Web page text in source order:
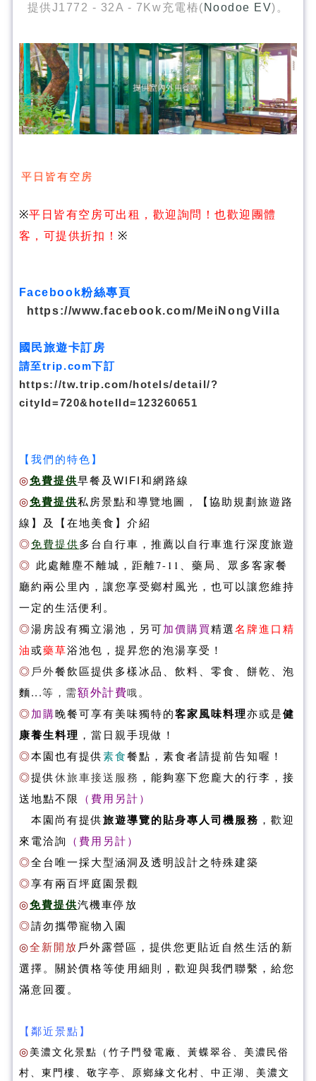
提供J1772 - 32A - 7Kw充電樁( Noodoe EV)。
日皆有空房
※平日皆有空房可出租，歡迎詢問！也歡迎團體
客，可提供折扣！※
Facebook粉絲專頁
https://www.facebook.com/MeiNongVilla
國民旅遊卡訂房
請至trip.com下訂
https://tw.trip.com/hotels/detail/?
cityId=720&hotelId=123260651
【我們的特色】
◎免費提供早餐及WIFI和網路線
◎免費提供私房景點和導覽地圖，
【協助規劃旅遊路
線】 及 【在地美食】 介紹
◎免費提供多台自行車，推薦以自行車進行深度旅遊
◎ 此處離塵不離城，距離7-11、藥局、眾多客家餐
廳約兩公里內，讓您享受鄉村風光，也可以讓您維持
一定的生活便利。
◎湯房設有獨立湯池，另可加價購買精選名牌進口 精
油或藥草浴池包，提昇您的泡湯享受！
◎ 戶外餐飲區提供多樣冰品、飲料、零食、餅乾、泡
麵...等，需額外計費哦 。
◎加購晚餐可享有美味獨特的客家風味料理亦或是健
康養生料理 ，當日親手現做！
◎本園也有提供素食餐點，素食者請提前告知喔！
◎提供休旅車接送服務 ，能夠塞下您龐大的行李 ，接
送地點不限
（費用另計）
本園尚有提供旅遊導覽的貼身專人司機服務 ，歡迎
來電洽詢
（費用另計）
◎全台唯一採大型涵洞及透明設計之特殊建築
◎享有兩百坪庭園景觀
◎免費提供汽機車停放
◎請勿攜帶寵物入園
◎全新開放 戶外露營區，提供您更貼近自然生活的新
選擇。關於價格等使用細則，歡迎與我們聯繫，給您
滿意回覆。
【鄰近景點】
◎美濃文化景點（竹子門發電廠、黃蝶翠谷、美濃民俗
村、東門樓、敬字亭、原鄉緣文化村、中正湖、美濃文